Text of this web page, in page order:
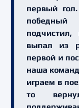
первый
победный
выпал из
первой и
наша
играем в
то